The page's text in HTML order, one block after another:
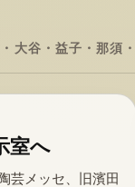
大谷・益子・那須
室へ
芸メッセ、旧濱田